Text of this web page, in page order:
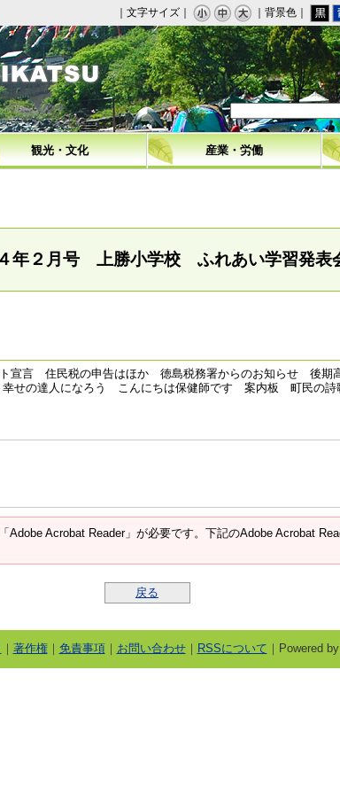
｜文字サイズ｜ ｜背景色｜
観光・文化 産業・労働
年２月号 上勝小学校 ふれあい学習発表
住民税の申告はほか 徳島税務署からのお知らせ 後期高
幸せの達人になろう こんにちは保健師です 案内板 町民の
Adobe Acrobat Reader」が必要です。下記のAdobe Acrobat
戻る
｜ 著作権｜ 免責事項｜ お問い合わせ｜ RSSについて ｜Powered